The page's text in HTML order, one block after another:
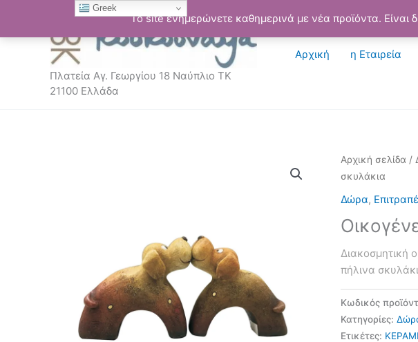
Το site ενημερώνετε καθημερινά με νέα προϊόντα. Είναι
περιεχόμενο
Πλατεία Αγ. Γεωργίου 18 Ναύπλιο ΤΚ
21100 Ελλάδα
Αρχική η Εταιρεία
Αρχική σελίδα /
σκυλάκια
Δώρα,
Διακοσμητική
πήλινα
Κωδικός
Κατηγορίες:
Ετικέτες:
Greek